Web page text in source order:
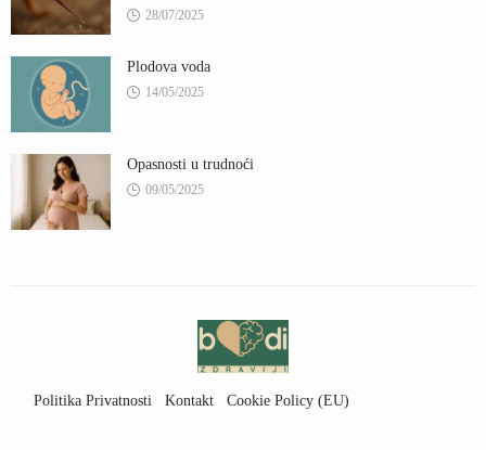
28/07/2025
Plodova voda
14/05/2025
Opasnosti u trudnoći
09/05/2025
Politika Privatnosti Kontakt Cookie Policy (EU)